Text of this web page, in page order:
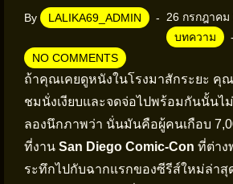
By LALIKA69_ADMIN
26 กรกฎาคม
บทความ
NO COMMENTS
ถ้าคุณเคยดูหนังในโรงมาสักระยะ คุ
ชมนั่งเงียบและจดจ่อไปพร้อมกันนั้นไม่
ลองนึกภาพว่า นั่นมันคือผู้คนเกือบ
ที่งาน San Diego Comic-Con ที่ต่าง
ระทึกไปกับฉากแรกของซีรีส์ใหม่ล่าสุ